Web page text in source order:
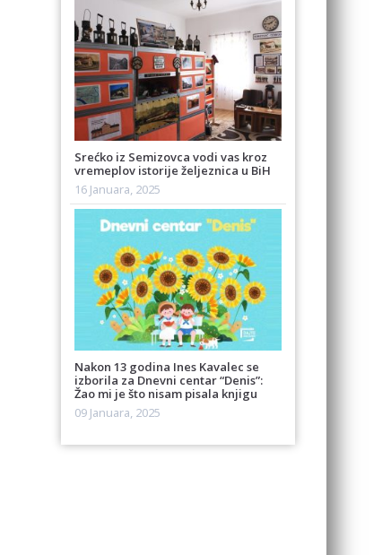
Srećko iz Semizovca vodi vas kroz
vremeplov istorije željeznica u BiH
16 Januara, 2025
Nakon 13 godina Ines Kavalec se
izborila za Dnevni centar “Denis”:
Žao mi je što nisam pisala knjigu
09 Januara, 2025